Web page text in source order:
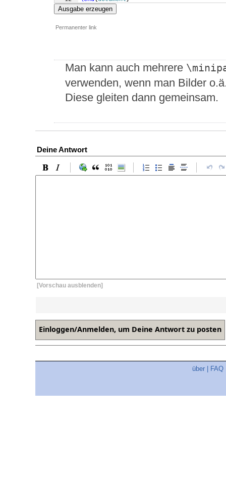
Ausgabe erzeugen
Permanenter link
Man kann auch mehrere
verwenden, wenn man Bilder
Diese gleiten dann gemeinsam.
Deine Antwort
[Vorschau ausblenden]
über FAQ